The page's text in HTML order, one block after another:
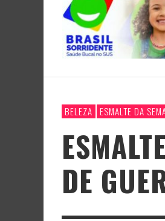
BELEZA ESMALTE DA
DE